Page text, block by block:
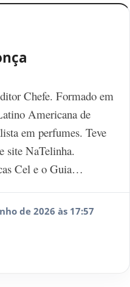
Chefe. Formado em
Americana de
em perfumes. Teve
site NaTelinha.
Cel e o Guia…
de 2026 às 17:57